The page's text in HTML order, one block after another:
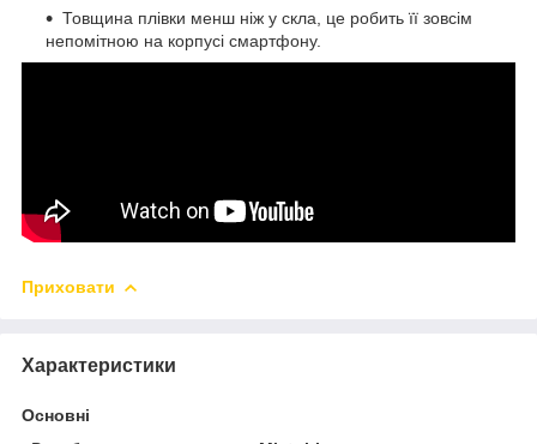
Товщина плівки менш ніж у скла, це робить її зовсім
непомітною на корпусі смартфону.
Приховати
Характеристики
Основні